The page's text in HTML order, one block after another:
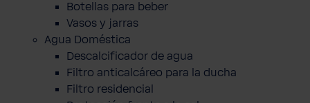
Botellas para beber
Vasos y jarras
Agua Doméstica
Descalcificador de agua
Filtro anticalcáreo para la ducha
Filtro residencial